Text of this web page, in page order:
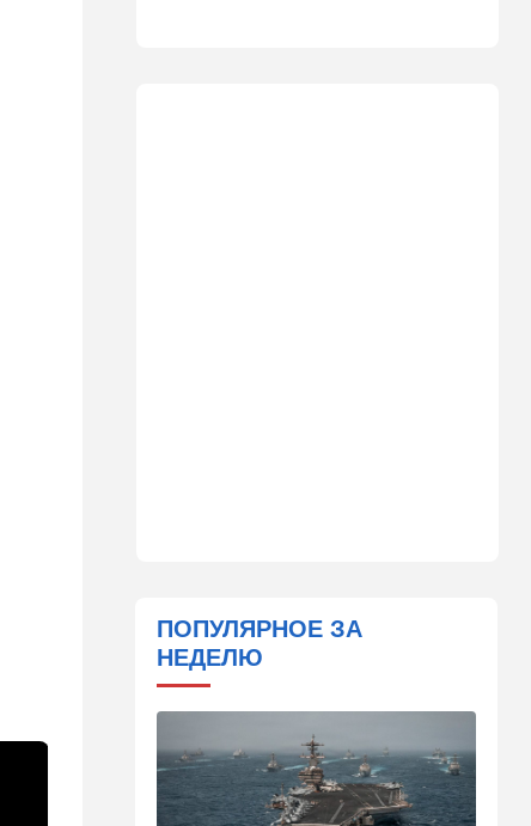
кто умнее - кошки или
собаки? Ученые дали ответ
14:41
поддержку Ирана: война с
США меняет баланс сил
14:18 Мнения
ПОПУЛЯРНОЕ ЗА
НЕДЕЛЮ